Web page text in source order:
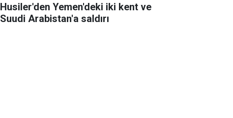
Husiler'den Yemen'deki iki kent ve
Suudi Arabistan'a saldırı